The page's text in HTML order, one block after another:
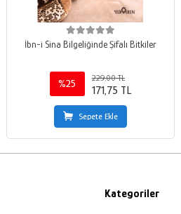
İbn-i Sina Bilgeliğinde Şifalı Bitkiler
%25
229,00 TL
171,75 TL
Sepete Ekle
Kategoriler